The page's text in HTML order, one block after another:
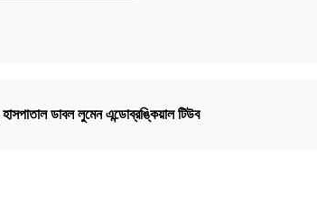
হাসপাতাল ডাবল লুমেন এন্ডোব্রঙ্কিয়াল টিউব